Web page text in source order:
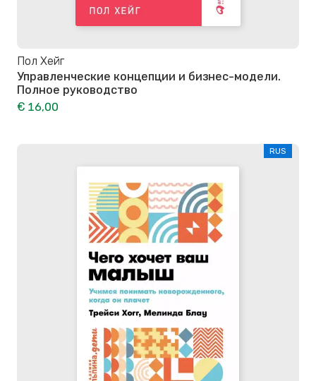
Пол Хейг
Управленческие концепции и бизнес-модели.
Полное руководство
€ 16,00
RUS